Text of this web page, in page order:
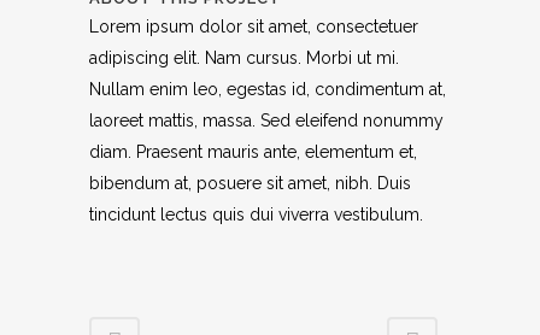
Lorem ipsum dolor sit amet, consectetuer
adipiscing elit. Nam cursus. Morbi ut mi.
Nullam enim leo, egestas id, condimentum at,
laoreet mattis, massa. Sed eleifend nonummy
diam. Praesent mauris ante, elementum et,
bibendum at, posuere sit amet, nibh. Duis
tincidunt lectus quis dui viverra vestibulum.